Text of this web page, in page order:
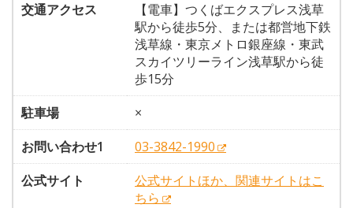
交通アクセス
【電車】つくばエクスプレス浅草
駅から徒歩5分、または都営地下鉄
浅草線・東京メトロ銀座線・東武
スカイツリーライン浅草駅から徒
歩15分
駐車場
×
お問い合わせ1
03-3842-1990
公式サイト
公式サイトほか、関連サイトはこ
ちら